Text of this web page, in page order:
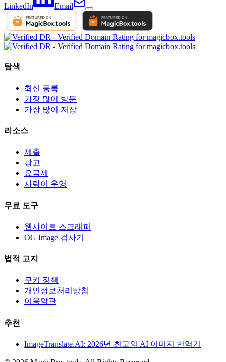
LinkedIn Email
탐색
최신 등록
가장 많이 방문
가장 많이 저장
리소스
제출
광고
요금제
사람이 운영
무료 도구
웹사이트 스크래퍼
OG Image 검사기
법적 고지
쿠키 정책
개인정보처리방침
이용약관
추천
ImageTranslate.AI: 2026년 최고의 AI 이미지 번역기